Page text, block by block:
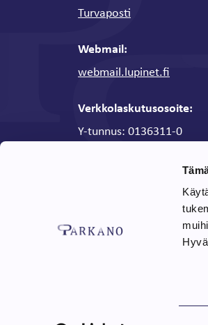
Turvaposti
Webmail:
webmail.lupinet.fi
Verkkolaskutusosoite:
Y-tunnus: 0136311-0
Verkkolaskuoperaattori: